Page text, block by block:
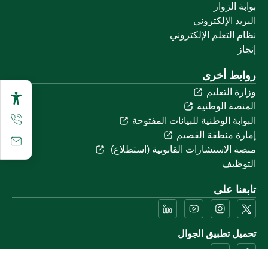
بوابة الزوار
البريد الإلكتروني
نظام التعلم الإلكتروني
إنجاز
روابط أخرى
وزارة التعليم
المنصة الوطنية
البوابة الوطنية للبيانات المفتوحة
إمارة منطقة القصيم
منصة الاستشارات القانونية (استطلاع)
التوظيف
تابعنا على
تحميل تطبيق الجوال